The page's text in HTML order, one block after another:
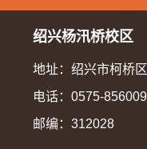
绍兴杨汛桥校区
地址：绍兴市柯桥
电话： 0575-
邮编：312028